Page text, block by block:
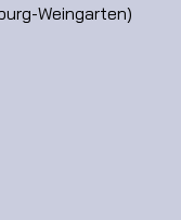
Weingarten)